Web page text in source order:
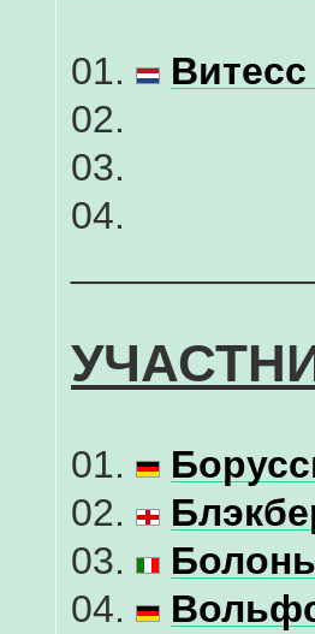
01.
02.
03.
04.
01.
02.
03.
04.